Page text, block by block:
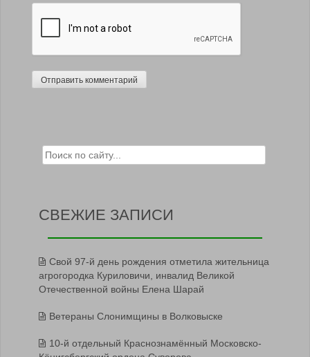
Search for:
СВЕЖИЕ ЗАПИСИ
Свой 97-й день рождения отметила жительница
агрогородка Куриловичи, инвалид Великой
Отечественной войны Елена Шарай
Ветераны Слонимщины в Волковыске
10-й отдельный Краснознамённый Московско-